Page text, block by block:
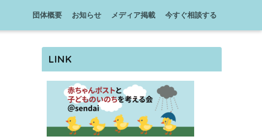
団体概要 お知らせ メディア掲載 今すぐ相談する
LINK